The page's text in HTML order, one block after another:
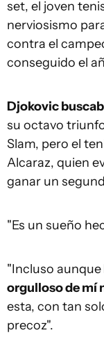
set, el joven
nerviosismo
contra el
conseguido el
Djokovic
su octavo
Slam, pero el
Alcaraz, quien
ganar un
"Es un sueño
"Incluso aunque
orgulloso de mí
esta, con tan
precoz".